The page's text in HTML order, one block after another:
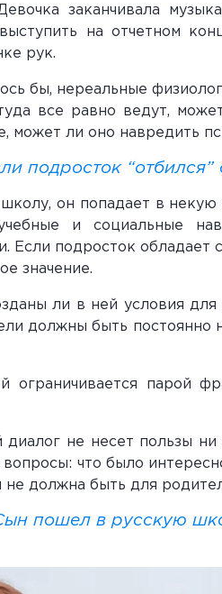
заканчивала
на отчетном
рук.
бы, нереальные
все равно ведут,
может ли оно навредить
подросток
он попадает в
и социальные
Если подросток
значение.
ли в ней условия
должны быть постоянно
ограничивается парой
не несет пользы
что было
должна быть для
пошел в русскую